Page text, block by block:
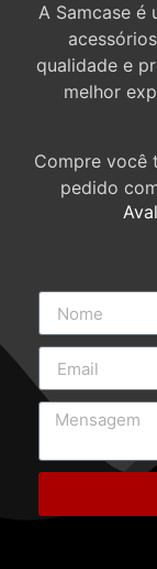
A Samcase é
qualidade e
melhor
Compre você
pedido